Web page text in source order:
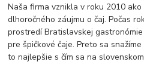
Naša firma vznikla v roku 2010
dlhoročného záujmu o čaj. Počas
prostredí Bratislavskej
pre špičkové čaje. Preto sa
to najlepšie s čím sa na